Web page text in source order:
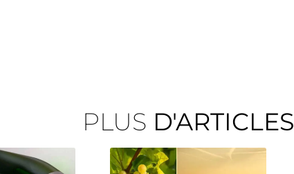
PLUS D'ARTICLES